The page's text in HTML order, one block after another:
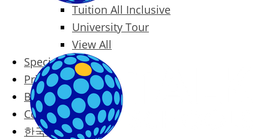
Tuition All Inclusive
University Tour
View All
Special Offers
Prices
Blog
Contact
한국어